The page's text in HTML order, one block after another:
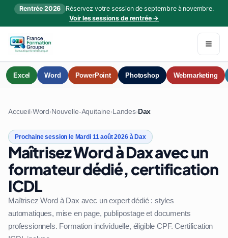
Rentrée 2026
Réservez votre session de septembre à novembre.
Voir les sessions de rentrée →
Excel Word PowerPoint Photoshop Webmarketing
Accueil›Word›Nouvelle-Aquitaine›Landes›Dax
Prochaine session le Mardi 11 août 2026 à Dax
Maîtrisez Word à Dax avec un
formateur dédié, certification
ICDL
Maîtrisez Word à Dax avec un expert dédié : styles
automatiques, mise en page, publipostage et documents
professionnels. Formation individuelle, éligible CPF. Certification